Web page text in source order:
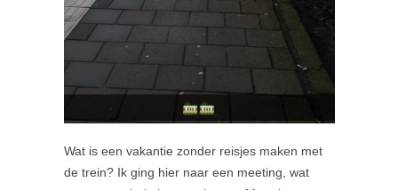
Wat is een vakantie zonder reisjes maken met
de trein? Ik ging hier naar een meeting, wat